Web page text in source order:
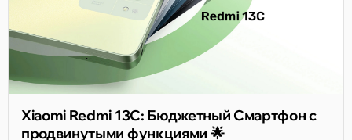
Xiaomi Redmi 13C: Бюджетный Смартфон с
продвинутыми функциями 🌟